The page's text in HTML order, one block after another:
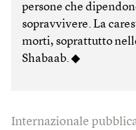
persone che
sopravvivere. La
morti, soprattutto
Shabaab. ◆
Internazionale